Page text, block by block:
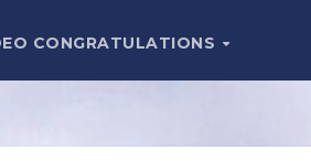
CONGRATULATIONS